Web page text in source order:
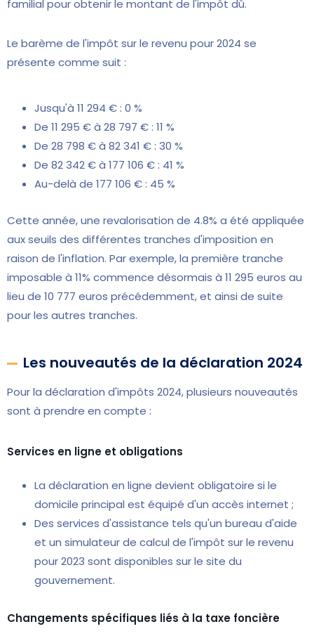
familial pour obtenir le montant de l'impôt dû.
Le barème de l'impôt sur le revenu pour 2024 se
présente comme suit :
Jusqu'à 11 294 € : 0 %
De 11 295 € à 28 797 € : 11 %
De 28 798 € à 82 341 € : 30 %
De 82 342 € à 177 106 € : 41 %
Au-delà de 177 106 € : 45 %
Cette année, une revalorisation de 4.8% a été appliquée
aux seuils des différentes tranches d'imposition en
raison de l'inflation. Par exemple, la première tranche
imposable à 11% commence désormais à 11 295 euros au
lieu de 10 777 euros précédemment, et ainsi de suite
pour les autres tranches.
Les nouveautés de la déclaration 2024
Pour la déclaration d'impôts 2024, plusieurs nouveautés
sont à prendre en compte :
Services en ligne et obligations
La déclaration en ligne devient obligatoire si le
domicile principal est équipé d'un accès internet ;
Des services d'assistance tels qu'un bureau d'aide
et un simulateur de calcul de l'impôt sur le revenu
pour 2023 sont disponibles sur le site du
gouvernement.
Changements spécifiques liés à la taxe foncière